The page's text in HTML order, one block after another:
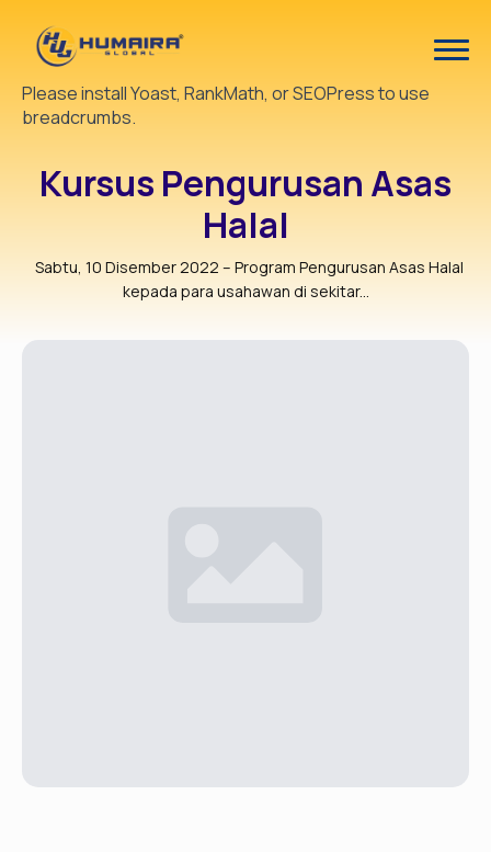
Please install Yoast, RankMath, or SEOPress to use
breadcrumbs.
Kursus Pengurusan Asas
Halal
Sabtu, 10 Disember 2022 – Program Pengurusan Asas Halal
kepada para usahawan di sekitar...